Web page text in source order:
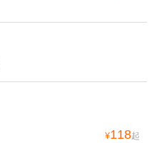
¥118起